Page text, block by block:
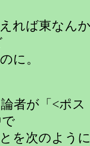
れば東なん
に。
者が「<ポ
を次のよう